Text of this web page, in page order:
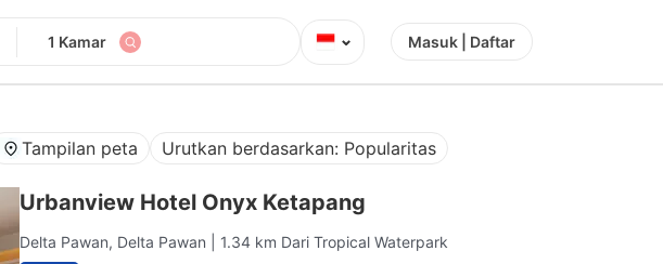
1 Kamar ⌄ Masuk | Daftar
Tampilan peta Urutkan berdasarkan: Popularitas
Urbanview Hotel Onyx Ketapang
Delta Pawan, Delta Pawan | 1.34 km Dari Tropical Waterpark